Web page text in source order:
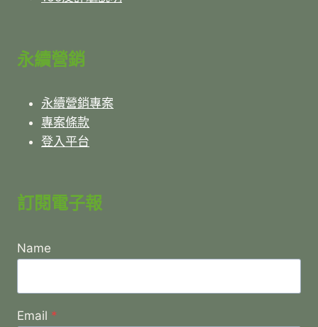
永續營銷
永續營銷專案
專案條款
登入平台
訂閱電子報
Name
Email *